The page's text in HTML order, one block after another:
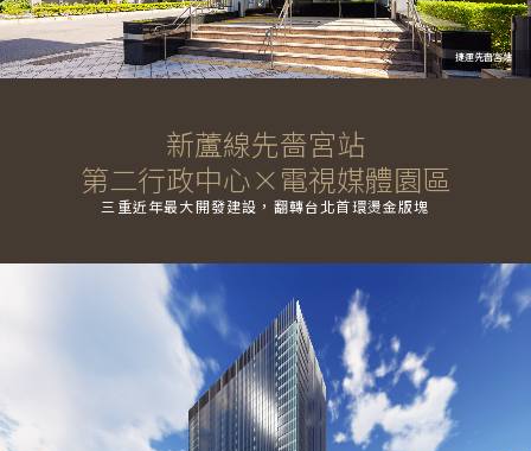
捷運先嗇宮站
新蘆線先嗇宮站
第二行政中心×電視媒體園區
三重近年最大開發建設，翻轉台北首環燙金版塊